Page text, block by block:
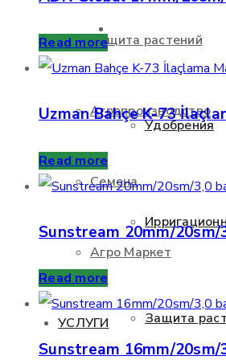
Защита растений
Агропроизводство
Семена
Агро Маркет
УСЛУГИ
Удобрения
Защита
Read more
Uzman Bahçe K-73
Read more
Sunstream 20mm/20sm/
Read more
Sunstream 16mm/20sm/